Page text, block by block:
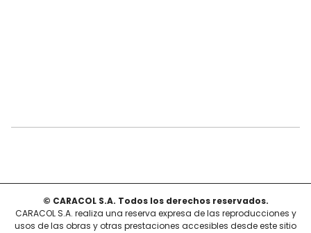
© CARACOL S.A. Todos los derechos reservados.
CARACOL S.A. realiza una reserva expresa de las reproducciones y
usos de las obras y otras prestaciones accesibles desde este sitio